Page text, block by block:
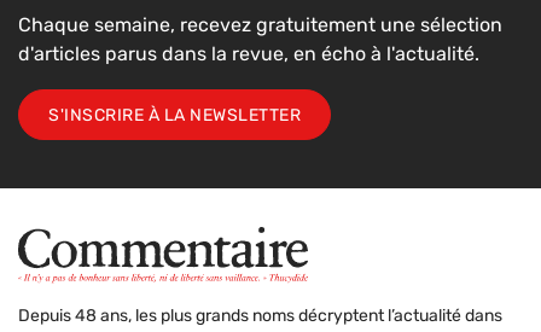
Chaque semaine, recevez gratuitement une sélection
d'articles parus dans la revue, en écho à l'actualité.
S'INSCRIRE À LA NEWSLETTER
Depuis 48 ans, les plus grands noms décryptent l’actualité dans